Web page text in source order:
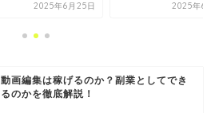
2025年6月25日 2025年6
動画編集は稼げるのか？副業としてでき
るのかを徹底解説！